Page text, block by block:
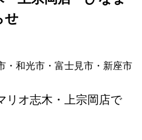
せ
・和光市・富士見市・新座市
リオ志木・上宗岡店で